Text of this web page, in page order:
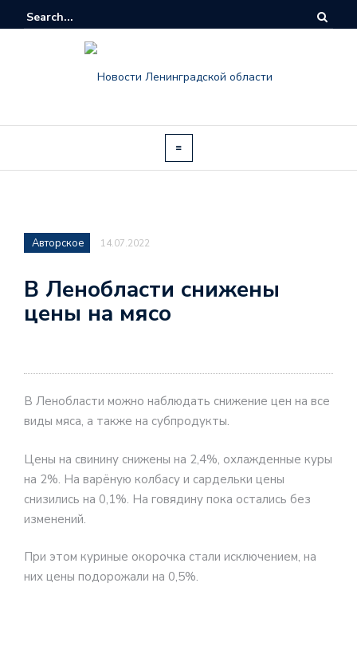
Авторское 14.07.2022
В Ленобласти снижены
цены на мясо
В Ленобласти можно наблюдать снижение цен на все
виды мяса, а также на субпродукты.
Цены на свинину снижены на 2,4%, охлажденные куры
на 2%. На варёную колбасу и сардельки цены
снизились на 0,1%. На говядину пока остались без
изменений.
При этом куриные окорочка стали исключением, на
них цены подорожали на 0,5%.